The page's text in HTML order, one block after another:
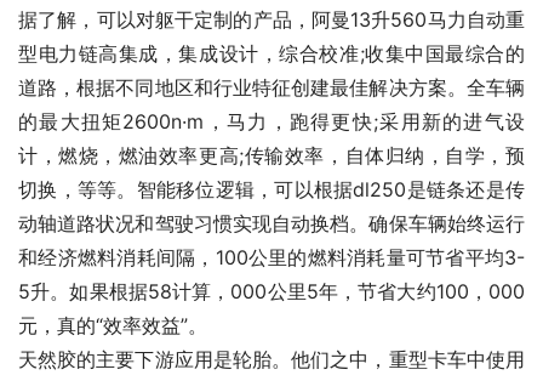
据了解，可以对躯干定制的产品，阿曼13升560马力自动重
型电力链高集成，集成设计，综合校准;收集中国最综合的
道路，根据不同地区和行业特征创建最佳解决方案。全车辆
的最大扭矩2600n·m，马力，跑得更快;采用新的进气设
计，燃烧，燃油效率更高;传输效率，自体归纳，自学，预
切换，等等。智能移位逻辑，可以根据dl250是链条还是传
动轴道路状况和驾驶习惯实现自动换档。确保车辆始终运行
和经济燃料消耗间隔，100公里的燃料消耗量可节省平均3-
5升。如果根据58计算，000公里5年，节省大约100，000
元，真的“效率效益”。
天然胶的主要下游应用是轮胎。他们之中，重型卡车中使用